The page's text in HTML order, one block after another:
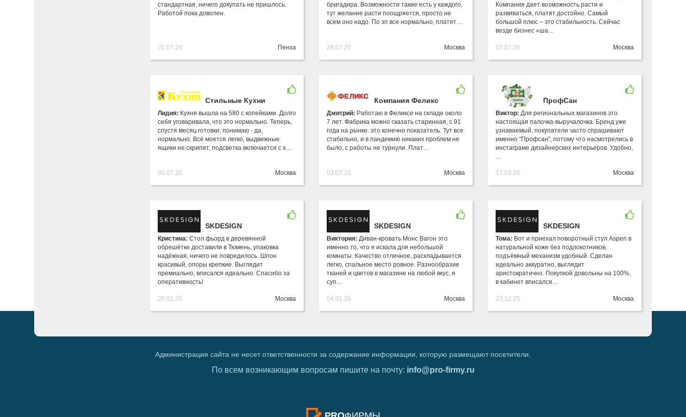
стандартная, ничего докупать не пришлось.
Работой пока доволен.
31.07.26 Пенза
бригадира. Возможности такие есть у каждого,
тут желание расти поощряется, просто не
всем оно надо. По зп все нормально, платят…
29.07.26 Москва
Компания дает возможность расти и
развиваться, платят достойно. Самый
большой плюс – это стабильность. Сейчас
везде бизнес «ша…
10.07.26 Москва
Стильные Кухни
Лидия: Кухня вышла на 580 с копейками. Долго
себя уговаривала, что это нормально. Теперь,
спустя месяц готовки, понимаю - да,
нормально. Всё моется легко, выдвижные
ящики не скрипят, подсветка включается с х…
06.07.26 Москва
Компания Феликс
Дмитрий: Работаю в Феликсе на складе около
7 лет. Фабрика можно сказать старинная, с 91
года на рынке. это конечно показатель. Тут все
стабильно, и в пандемию никаких проблем не
было, с работы не турнули. Плат…
03.07.26 Москва
ПрофСан
Виктор: Для региональных магазинов это
настоящая палочка-выручалочка. Бренд уже
узнаваемый, покупатели часто спрашивают
именно "Профсан", потому что насмотрелись в
инстаграме дизайнерских интерьеров. Удобно,
17.03.26 Москва
SKDESIGN
Кристина: Стол фьорд в деревянной
обрешётке доставили в Тюмень, упаковка
надёжная, ничего не повредилось. Шпон
красивый, опоры крепкие. Выглядит
премиально, вписался идеально. Спасибо за
оперативность!
20.01.26 Москва
SKDESIGN
Виктория: Диван-кровать Монс Вагон это
именно то, что я искала для небольшой
комнаты. Качество отличное, раскладывается
легко, спальное место ровное. Разнообразие
тканей и цветов в магазине на любой вкус, я
суп…
04.01.26 Москва
SKDESIGN
Тома: Вот и приехал поворотный стул Aspen в
натуральной коже без подлокотников,
подъёмный механизм удобный. Сделан
идеально аккуратно, выглядит
аристократично. Покупкой довольны на 100%,
в кабинет вписался…
23.12.25 Москва
Администрация сайта не несет ответственности за содержание информации, которую размещают посетители.
По всем возникающим вопросам пишите на почту: info@pro-firmy.ru